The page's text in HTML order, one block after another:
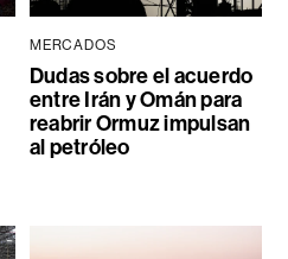
MERCADOS
Dudas sobre el acuerdo
entre Irán y Omán para
reabrir Ormuz impulsan
al petróleo